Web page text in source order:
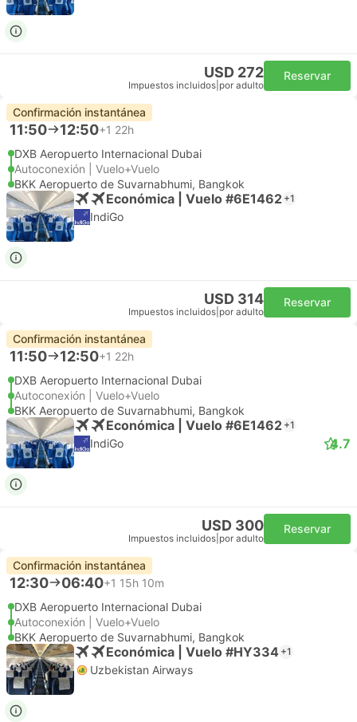
USD 272
Impuestos incluidos por adulto
Reservar
Confirmación instantánea
11:50 12:50+1 22h
DXB Aeropuerto Internacional Dubai
Autoconexión | Vuelo+Vuelo
BKK Aeropuerto de Suvarnabhumi, Bangkok
Económica | Vuelo #6E1462 +1
IndiGo
USD 314
Impuestos incluidos por adulto
Reservar
Confirmación instantánea
11:50 12:50+1 22h
DXB Aeropuerto Internacional Dubai
Autoconexión | Vuelo+Vuelo
BKK Aeropuerto de Suvarnabhumi, Bangkok
Económica | Vuelo #6E1462 +1
IndiGo 4.7
USD 300
Impuestos incluidos por adulto
Reservar
Confirmación instantánea
12:30 06:40+1 15h 10m
DXB Aeropuerto Internacional Dubai
Autoconexión | Vuelo+Vuelo
BKK Aeropuerto de Suvarnabhumi, Bangkok
Económica | Vuelo #HY334 +1
Uzbekistan Airways